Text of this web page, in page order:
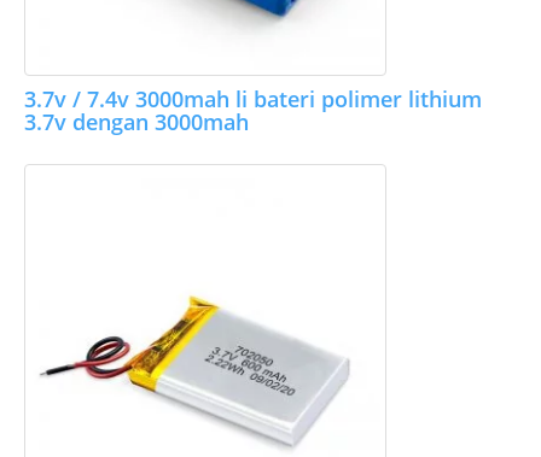
3.7v / 7.4v 3000mah li bateri polimer lithium
3.7v dengan 3000mah